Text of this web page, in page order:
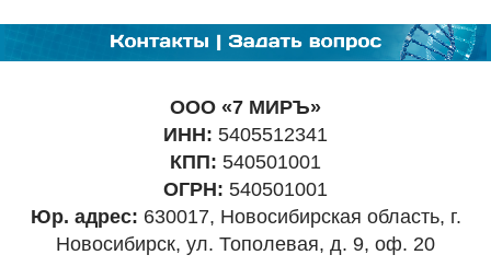
ООО «7 МИРЪ»
ИНН: 5405512341
КПП: 540501001
ОГРН: 540501001
Юр. адрес: 630017, Новосибирская область, г.
Новосибирск, ул. Тополевая, д. 9, оф. 20